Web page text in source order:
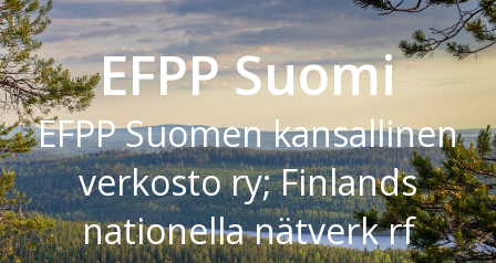
EFPP Suomi
EFPP Suomen kansallinen
verkosto ry; Finlands
nationella nätverk rf